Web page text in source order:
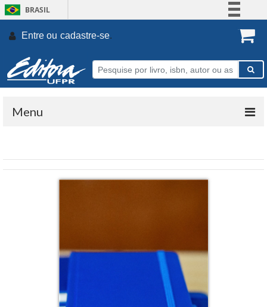
BRASIL
Participe
Entre ou cadastre-se.
Menu